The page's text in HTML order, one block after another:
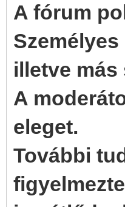
A fórum
illetve más
A
eleget.
További